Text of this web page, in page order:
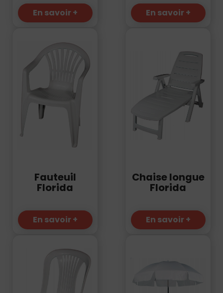
En savoir + En savoir +
Fauteuil
Florida
En savoir +
Chaise longue
Florida
En savoir +